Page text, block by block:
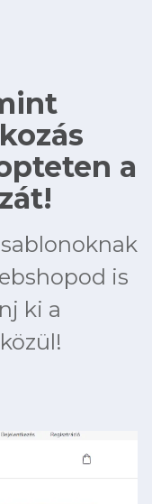
a
is
ki a